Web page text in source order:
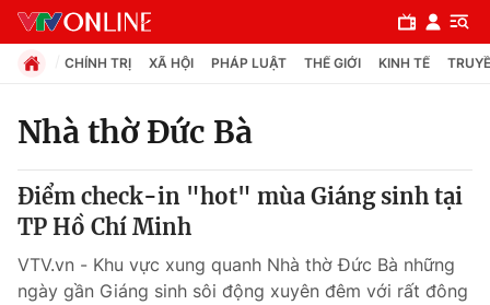
Chuyên mục
Chính trị
Xã hội
CHÍNH TRỊ XÃ HỘI PHÁP LUẬT THẾ GIỚI KINH TẾ
Nhà thờ Đức Bà
Điểm check-in "hot" mùa Giáng sinh tại
TP Hồ Chí Minh
VTV.vn - Khu vực xung quanh Nhà thờ Đức Bà những
ngày gần Giáng sinh sôi động xuyên đêm với rất đông